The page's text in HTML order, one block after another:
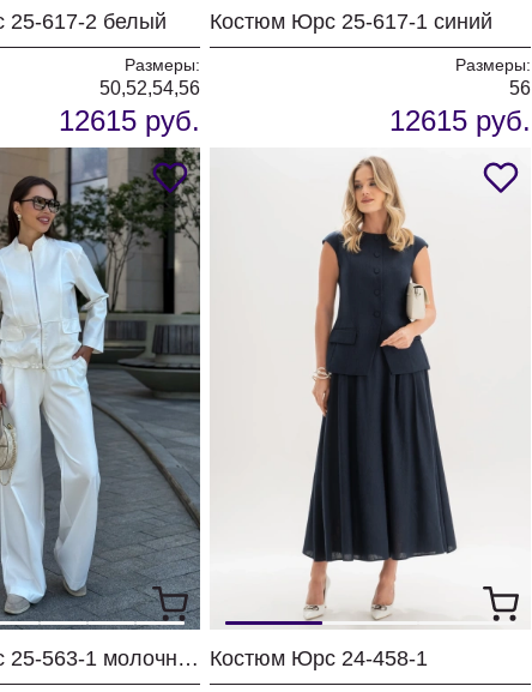
617-2 белый
Размеры:
50,52,54,56
12615 руб.
Костюм Юрс 25-617-1 синий
Размеры:
56
12615 руб.
Костюм Юрс 25-563-1 молочный Костюм Юрс 24-458-1